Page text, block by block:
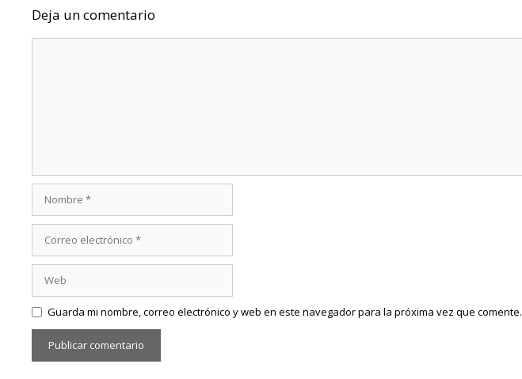
Deja un comentario
electrónico
Guarda mi nombre, correo electrónico y web en este navegador para la próxima vez que comente.